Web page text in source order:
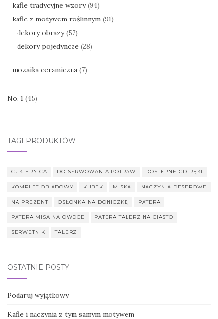
kafle tradycyjne wzory (94)
kafle z motywem roślinnym (91)
dekory obrazy (57)
dekory pojedyncze (28)
mozaika ceramiczna (7)
No. 1 (45)
TAGI PRODUKTÓW
CUKIERNICA DO SERWOWANIA POTRAW DOSTĘPNE OD RĘKI
KOMPLET OBIADOWY KUBEK MISKA NACZYNIA DESEROWE
NA PREZENT OSŁONKA NA DONICZKĘ PATERA
PATERA MISA NA OWOCE PATERA TALERZ NA CIASTO
SERWETNIK TALERZ
OSTATNIE POSTY
Podaruj wyjątkowy
Kafle i naczynia z tym samym motywem